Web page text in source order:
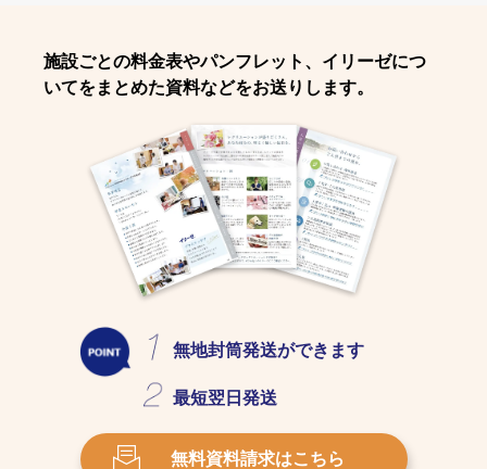
施設ごとの料金表やパンフレット、イリーゼにつ
いてをまとめた資料などをお送りします。
無地封筒発送ができます
最短翌日発送
無料資料請求はこちら